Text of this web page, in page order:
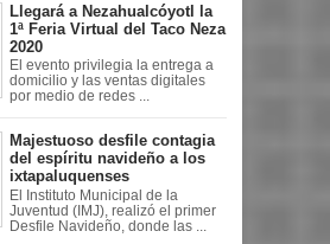
Llegará a Nezahualcóyotl la
1ª Feria Virtual del Taco Neza
2020
El evento privilegia la entrega a
domicilio y las ventas digitales
por medio de redes ...
Majestuoso desfile contagia
del espíritu navideño a los
ixtapaluquenses
El Instituto Municipal de la
Juventud (IMJ), realizó el primer
Desfile Navideño, donde las ...